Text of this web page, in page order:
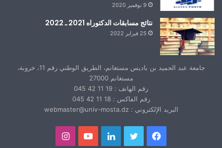
9 نوفمبر 2020
نتائج مسابقات الدكتوراه 2021 ـ 2022
25 فبراير 2022
جامعة عبد الحميد بن باديس مستغانم، الطريق الوطني رقم 11، خروبة،
مستغانم 27000
رقم الهاتف : 19 11 42 045
رقم الفاكس : 18 11 42 045
البريد الإلكتروني : webmaster@univ-mosta.dz
فيسبوك تويتر لينكدإنيوتيوبانستقرام